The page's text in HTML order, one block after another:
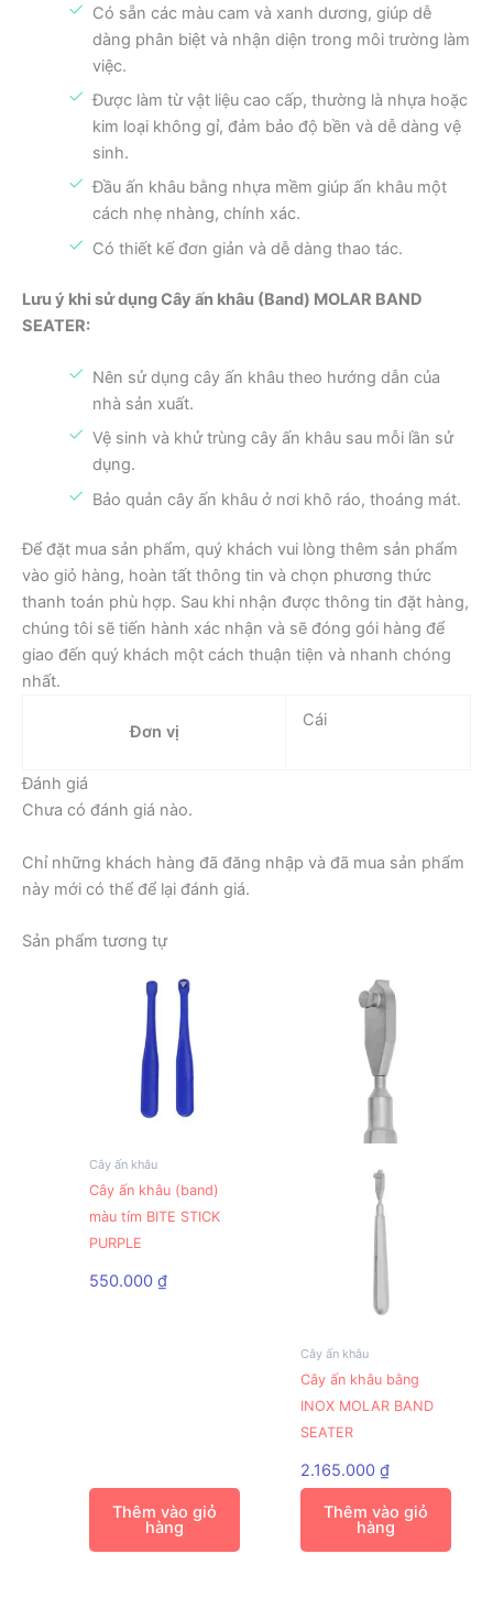
Có sẵn các màu cam và xanh dương, giúp dễ
dàng phân biệt và nhận diện trong môi trường làm
việc.
Được làm từ vật liệu cao cấp, thường là nhựa hoặc
kim loại không gỉ, đảm bảo độ bền và dễ dàng vệ
sinh.
Đầu ấn khâu bằng nhựa mềm giúp ấn khâu một
cách nhẹ nhàng, chính xác.
Có thiết kế đơn giản và dễ dàng thao tác.
Lưu ý khi sử dụng Cây ấn khâu (Band) MOLAR BAND
SEATER:
Nên sử dụng cây ấn khâu theo hướng dẫn của
nhà sản xuất.
Vệ sinh và khử trùng cây ấn khâu sau mỗi lần sử
dụng.
Bảo quản cây ấn khâu ở nơi khô ráo, thoáng mát.
Để đặt mua sản phẩm, quý khách vui lòng thêm sản phẩm
vào giỏ hàng, hoàn tất thông tin và chọn phương thức
thanh toán phù hợp. Sau khi nhận được thông tin đặt hàng,
chúng tôi sẽ tiến hành xác nhận và sẽ đóng gói hàng để
giao đến quý khách một cách thuận tiện và nhanh chóng
nhất.
Đơn vị
Cái
Đánh giá
Chưa có đánh giá nào.
Chỉ những khách hàng đã đăng nhập và đã mua sản phẩm
này mới có thể để lại đánh giá.
Sản phẩm tương tự
Cây ấn khâu
Cây ấn khâu (band)
màu tím BITE STICK
PURPLE
550.000₫
Thêm vào giỏ
hàng
Cây ấn khâu
Cây ấn khâu bằng
INOX MOLAR BAND
SEATER
2.165.000₫
Thêm vào giỏ
hàng